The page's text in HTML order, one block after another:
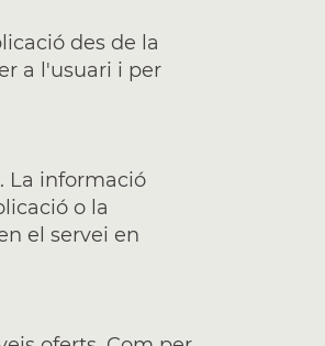
des de la
a l'usuari i per
La informació
o la
el servei en